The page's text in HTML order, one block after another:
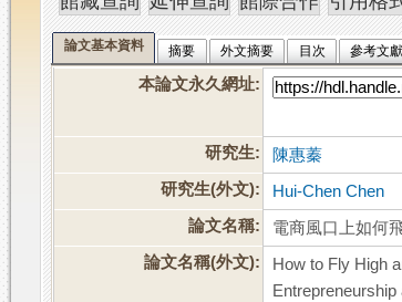
論文基本資料 摘要 外文摘要 目次 參考文獻
本論文永久網址:
研究生:
陳惠蓁
研究生(外文):
Hui-Chen Chen
論文名稱:
電商風口上如何
論文名稱(外文):
How to Fly High